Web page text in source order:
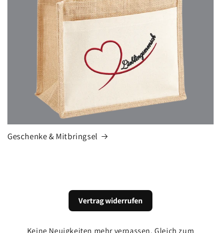
Geschenke & Mitbringsel
Vertrag widerrufen
Keine Neuigkeiten mehr verpassen. Gleich zum